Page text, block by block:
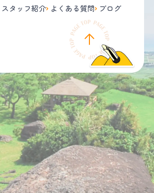
スタッフ紹介 よくある質問 ブログ